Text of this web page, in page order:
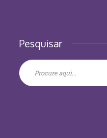
Pesquisar